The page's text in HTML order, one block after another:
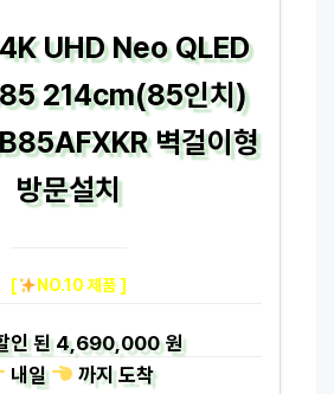
UHD Neo QLED
214cm(85인치)
벽걸이형
방문설치
[ NO.10 제품 ]
인 된4,690,000 원
내일
까지도착